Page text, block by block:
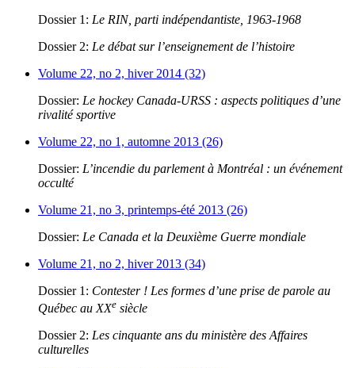
Dossier 1: Le RIN, parti indépendantiste, 1963-1968
Dossier 2: Le débat sur l’enseignement de l’histoire
Volume 22, no 2, hiver 2014 (32)
Dossier: Le hockey Canada-URSS : aspects politiques d’une
rivalité sportive
Volume 22, no 1, automne 2013 (26)
Dossier: L’incendie du parlement à Montréal : un événement
occulté
Volume 21, no 3, printemps-été 2013 (26)
Dossier: Le Canada et la Deuxième Guerre mondiale
Volume 21, no 2, hiver 2013 (34)
Dossier 1: Contester ! Les formes d’une prise de parole au
Québec au XXe siècle
Dossier 2: Les cinquante ans du ministère des Affaires
culturelles